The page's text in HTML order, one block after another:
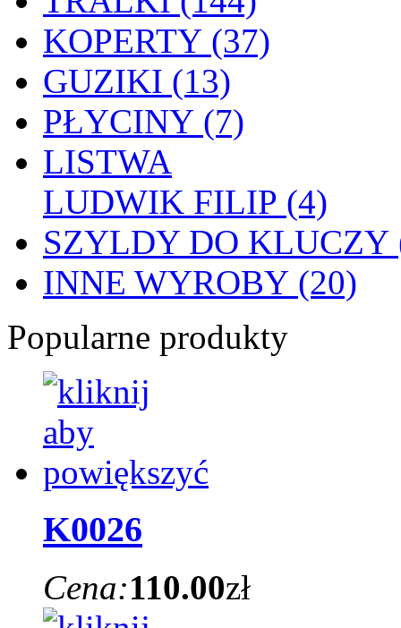
KOPERTY (37)
GUZIKI (13)
PŁYCINY (7)
LISTWA
LUDWIK FILIP (4)
SZYLDY DO KLUCZY
INNE WYROBY (20)
Popularne produkty
K0026
Cena:110.00zł